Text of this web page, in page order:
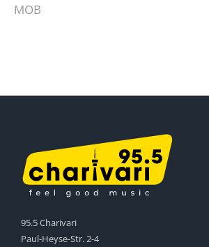
MOB
95.5 Charivari
Paul-Heyse-Str. 2-4